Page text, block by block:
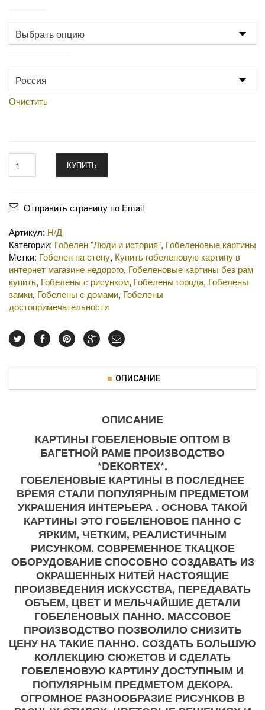
Очистить
КУПИТЬ
Отправить страницу по Email
Артикул: Н/Д
Категории: Гобелен "Люди и история", Гобеленовые картины
Метки: Гобелен на стену, Купить гобеленовую картину в
интернет магазине недорого, Гобеленовые картины без рам
купить, Гобелены с рисунком, Гобелены города, Гобелены
замки, Гобелены с домами, Гобелены
достопримечательности
ОПИСАНИЕ
ОПИСАНИЕ
КАРТИНЫ ГОБЕЛЕНОВЫЕ ОПТОМ В
БАГЕТНОЙ РАМЕ ПРОИЗВОДСТВО
*DEKORTEX*.
ГОБЕЛЕНОВЫЕ КАРТИНЫ В ПОСЛЕДНЕЕ
ВРЕМЯ СТАЛИ ПОПУЛЯРНЫМ ПРЕДМЕТОМ
УКРАШЕНИЯ ИНТЕРЬЕРА . ОСНОВА ТАКОЙ
КАРТИНЫ ЭТО ГОБЕЛЕНОВОЕ ПАННО С
ЯРКИМ, ЧЕТКИМ, РЕАЛИСТИЧНЫМ
РИСУНКОМ. СОВРЕМЕННОЕ ТКАЦКОЕ
ОБОРУДОВАНИЕ СПОСОБНО СОЗДАВАТЬ ИЗ
ОКРАШЕННЫХ НИТЕЙ НАСТОЯЩИЕ
ПРОИЗВЕДЕНИЯ ИСКУССТВА, ПЕРЕДАВАТЬ
ОБЪЕМ, ЦВЕТ И МЕЛЬЧАЙШИЕ ДЕТАЛИ
ГОБЕЛЕНОВЫХ ПАННО. МАССОВОЕ
ПРОИЗВОДСТВО ПОЗВОЛИЛО СНИЗИТЬ
ЦЕНУ НА ТАКИЕ ПАННО. СОЗДАТЬ БОЛЬШУЮ
КОЛЛЕКЦИЮ СЮЖЕТОВ И СДЕЛАТЬ
ГОБЕЛЕНОВУЮ КАРТИНУ ДОСТУПНЫМ И
ПОПУЛЯРНЫМ ПРЕДМЕТОМ ДЕКОРА.
ОГРОМНОЕ РАЗНООБРАЗИЕ РИСУНКОВ В